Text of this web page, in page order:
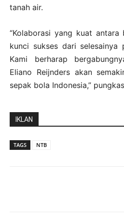
tanah air.
“Kolaborasi yang kuat antara
kunci sukses dari selesainya
Kami berharap
Eliano Reijnders akan
sepak bola Indonesia,”
IKLAN
TAGS NTB